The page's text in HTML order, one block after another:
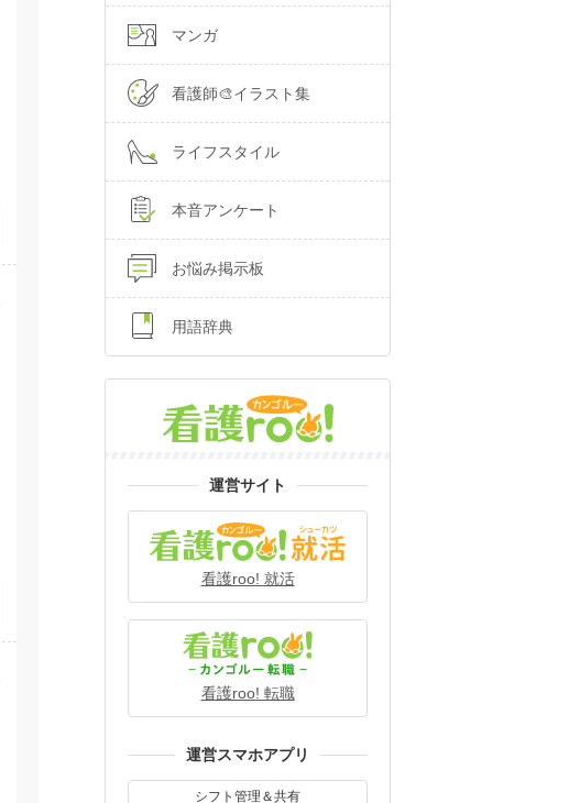
マンガ
看護師🎨イラスト集
ライフスタイル
本音アンケート
お悩み掲示板
用語辞典
運営サイト
看護roo! 就活
看護roo! 転職
運営スマホアプリ
シフト管理＆共有